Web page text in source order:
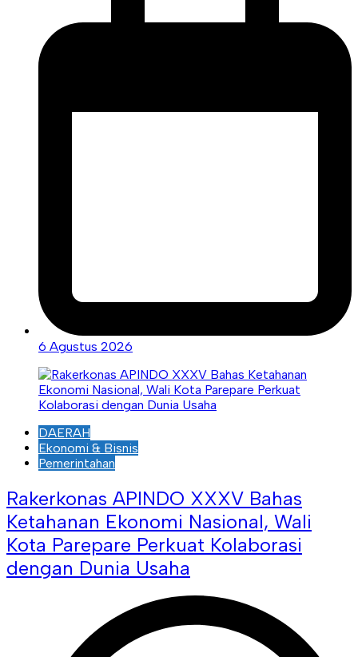
6 Agustus 2026
DAERAH
Ekonomi & Bisnis
Pemerintahan
Rakerkonas APINDO XXXV Bahas
Ketahanan Ekonomi Nasional, Wali
Kota Parepare Perkuat Kolaborasi
dengan Dunia Usaha